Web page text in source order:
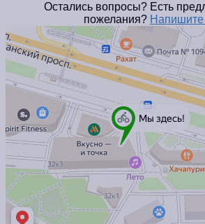
Остались вопросы? Есть
пожелания?